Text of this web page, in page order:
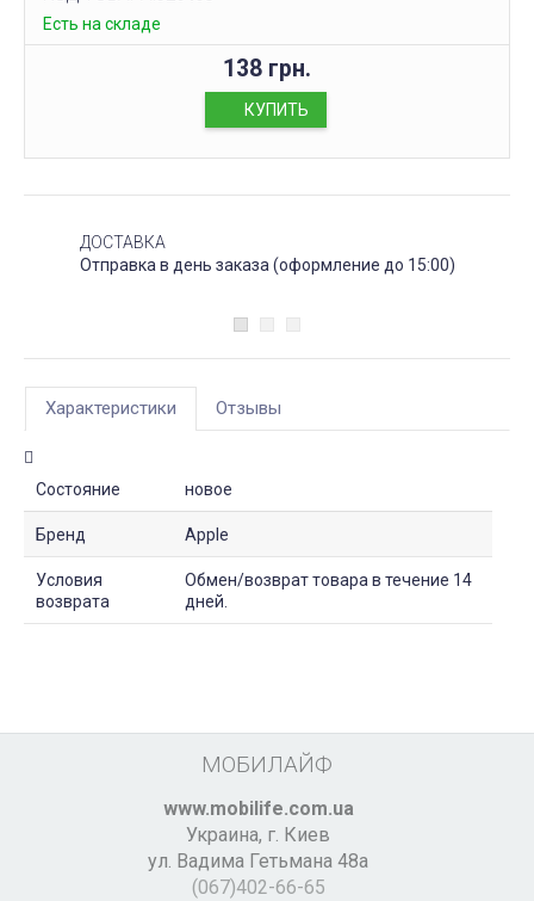
Есть на складе
138 грн.
КУПИТЬ
ДОСТАВКА
Отправка в день заказа (оформление до 15:00)
Характеристики Отзывы
Состояние новое
Бренд Apple
Условия
возврата
Обмен/возврат товара в течение 14
дней.
МОБИЛАЙФ
www.mobilife.com.ua
Украина, г. Киев
ул. Вадима Гетьмана 48а
(067)402-66-65